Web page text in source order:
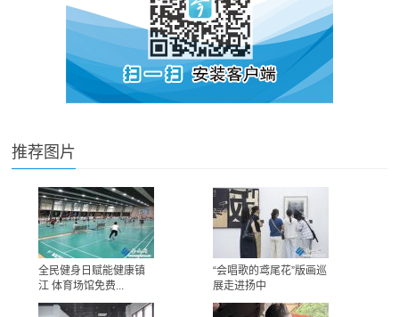
推荐图片
全民健身日赋能健康镇
江 体育场馆免费...
“会唱歌的鸢尾花”版画巡
展走进扬中